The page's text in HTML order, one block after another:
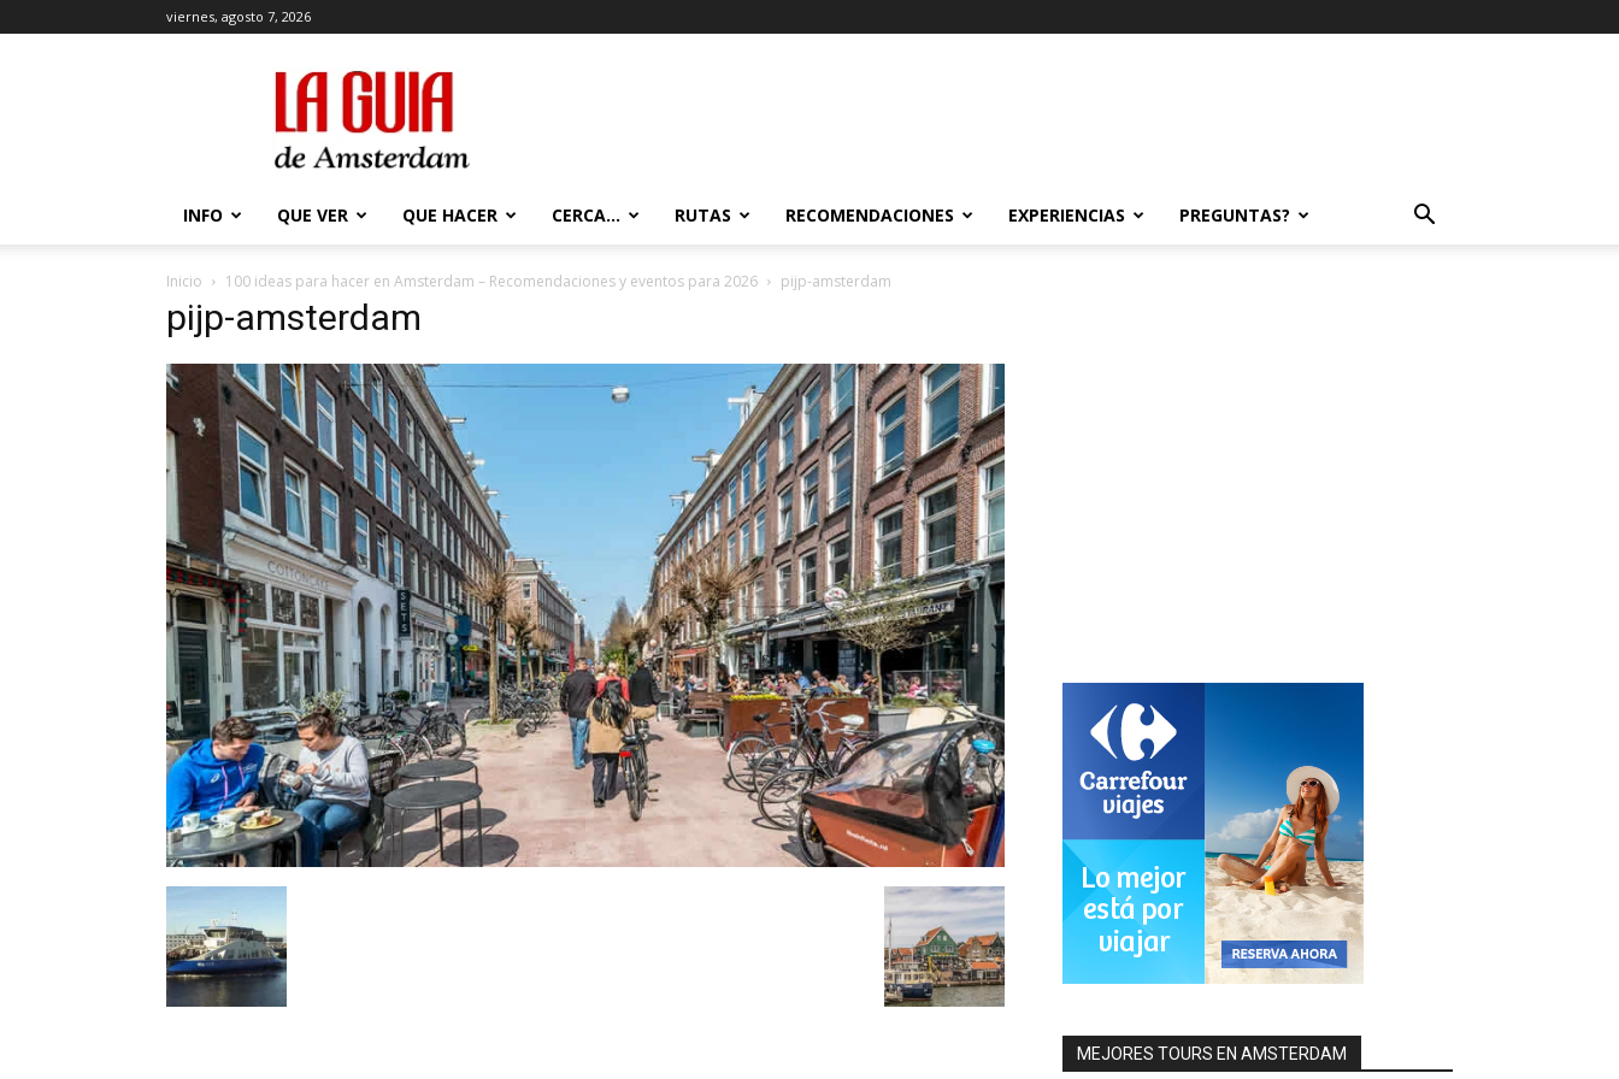
viernes, agosto 7, 2026
La
Guía
de
Amsterdam
INFO QUE VER QUE HACER CERCA… RUTAS RECOMENDACIONES EXPERIENCIAS PREGUNTAS?
Inicio 100 ideas para hacer en Amsterdam – Recomendaciones y eventos para 2026 pijp-amsterdam
pijp-amsterdam
MEJORES TOURS EN AMSTERDAM